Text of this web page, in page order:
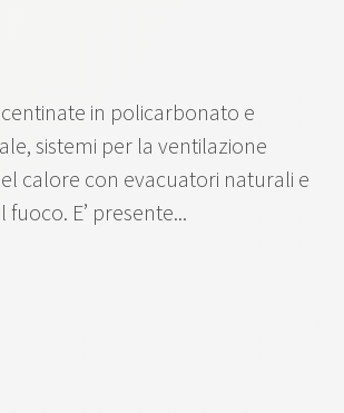
in policarbonato e
sistemi per la ventilazione
calore con evacuatori naturali e
E’ presente...